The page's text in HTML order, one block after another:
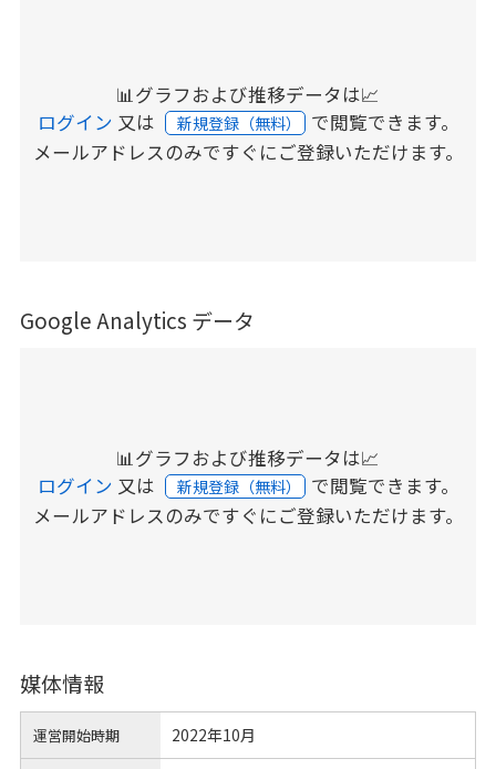
📊グラフおよび推移データは📈
ログイン 又は 新規登録（無料） で閲覧できます。
メールアドレスのみですぐにご登録いただけます。
Google Analytics データ
📊グラフおよび推移データは📈
ログイン 又は 新規登録（無料） で閲覧できます。
メールアドレスのみですぐにご登録いただけます。
媒体情報
運営開始時期 2022年10月